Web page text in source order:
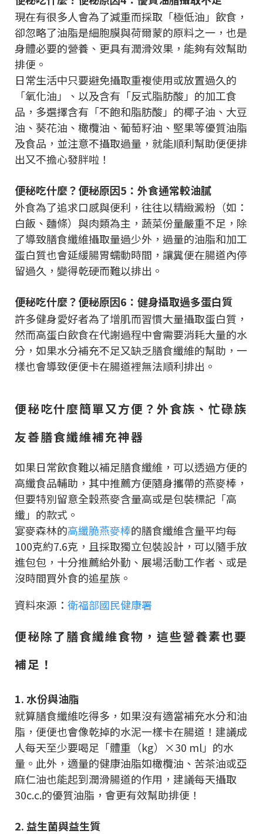
現在有很多人會為了減重而採取「極低油」飲食，
卻忽略了油脂是細胞膜與荷爾蒙的原料之一，也是
身體必要的營養、更具有潤滑效果，能夠有效幫助
排便。
日常生活中只要避免攝取重複使用或放置過久的
「氧化油」、以及含有「反式脂肪酸」的加工食
品，多選擇含有「不飽和脂肪酸」的椰子油、大豆
油、葵花油、橄欖油、葡萄籽油、堅果等優質油脂
及食品，並注意不攝取過量，就能順利幫助便便排
出又不擔心發胖啦！
便秘吃什麼？便秘原因5：外食通常較油膩
外食為了追求口感與便利，往往以精緻澱粉（如：
白飯、麵條）與肉類為主，蔬菜份量嚴重不足，除
了導致膳食纖維攝取量過少外，過量的油脂和加工
蛋白質也會延緩腸胃蠕動時間，讓糞便在腸道內停
留過久，變得乾硬而難以排出。
便秘吃什麼？便秘原因6：健身攝取過多蛋白質
許多健身愛好者為了增肌而習慣大量攝取蛋白質，
然而高蛋白飲食在代謝過程中會需要消耗大量的水
分，如果水分補充不足又缺乏膳食纖維的幫助，一
樣也會導致便便卡在腸道裡無法順利排出。
便秘吃什麼簡單又方便？外食族、忙碌族
友善膳食纖維補充神器
如果日常飲食難以補足膳食纖維，可以透過方便的
高纖食品輔助，其中推薦方便隨身攜帶的燕麥棒，
但要特別留意全穀燕麥含量高或是包裝標記「高
纖」的款式。
宴麥森林的高纖脆燕麥棒的膳食纖維含量平均每
100克約7.6克，且採取獨立包裝設計，可以隨手放
進包包，十分推薦給外勤、展場活動工作者、或是
沒時間買外食的追星族。
資料來源： 衛福部國民健康署
便秘除了膳食纖維食物，這些營養素也要
補足！
1. 水份與油脂
就算膳食纖維吃得多，如果沒有適當補充水分和油
脂，便便也會像乾掉的水泥一樣卡在腸道！建議成
人每天至少要喝足「體重（kg）×30 ml」的水
量。此外，適量的健康油脂如橄欖油、苦茶油或亞
麻仁油也能起到潤滑腸道的作用，建議每天攝取
30c.c.的優質油脂，會更有效幫助排便！
2. 益生菌與益生質